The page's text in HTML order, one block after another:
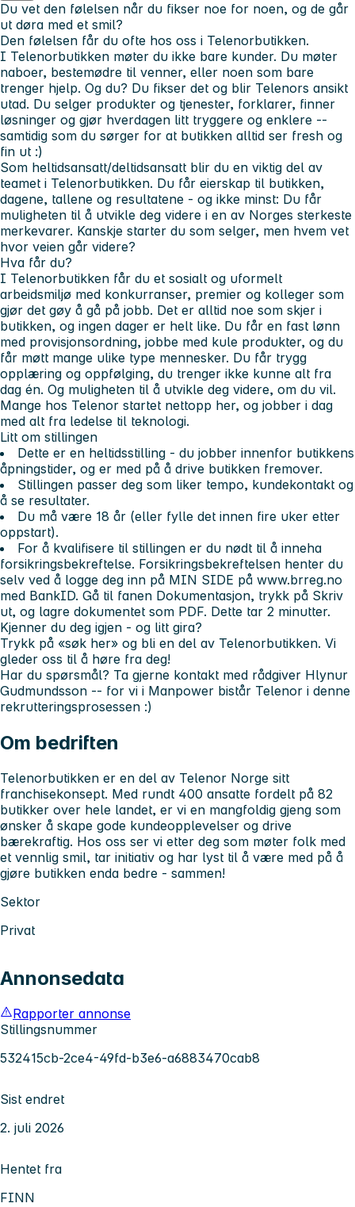
Du vet den følelsen når du fikser noe for noen, og de går
ut døra med et smil?
Den følelsen får du ofte hos oss i Telenorbutikken.
I Telenorbutikken møter du ikke bare kunder. Du møter
naboer, bestemødre til venner, eller noen som bare
trenger hjelp. Og du? Du fikser det og blir Telenors ansikt
utad. Du selger produkter og tjenester, forklarer, finner
løsninger og gjør hverdagen litt tryggere og enklere --
samtidig som du sørger for at butikken alltid ser fresh og
fin ut :)
Som heltidsansatt/deltidsansatt blir du en viktig del av
teamet i Telenorbutikken. Du får eierskap til butikken,
dagene, tallene og resultatene - og ikke minst: Du får
muligheten til å utvikle deg videre i en av Norges sterkeste
merkevarer. Kanskje starter du som selger, men hvem vet
hvor veien går videre?
Hva får du?
I Telenorbutikken får du et sosialt og uformelt
arbeidsmiljø med konkurranser, premier og kolleger som
gjør det gøy å gå på jobb. Det er alltid noe som skjer i
butikken, og ingen dager er helt like. Du får en fast lønn
med provisjonsordning, jobbe med kule produkter, og du
får møtt mange ulike type mennesker. Du får trygg
opplæring og oppfølging, du trenger ikke kunne alt fra
dag én. Og muligheten til å utvikle deg videre, om du vil.
Mange hos Telenor startet nettopp her, og jobber i dag
med alt fra ledelse til teknologi.
Litt om stillingen
Dette er en heltidsstilling - du jobber innenfor butikkens
åpningstider, og er med på å drive butikken fremover.
Stillingen passer deg som liker tempo, kundekontakt og
å se resultater.
Du må være 18 år (eller fylle det innen fire uker etter
oppstart).
For å kvalifisere til stillingen er du nødt til å inneha
forsikringsbekreftelse. Forsikringsbekreftelsen henter du
selv ved å logge deg inn på MIN SIDE på www.brreg.no
med BankID. Gå til fanen Dokumentasjon, trykk på Skriv
ut, og lagre dokumentet som PDF. Dette tar 2 minutter.
Kjenner du deg igjen - og litt gira?
Trykk på «søk her» og bli en del av Telenorbutikken. Vi
gleder oss til å høre fra deg!
Har du spørsmål? Ta gjerne kontakt med rådgiver Hlynur
Gudmundsson -- for vi i Manpower bistår Telenor i denne
rekrutteringsprosessen :)
Om bedriften
Telenorbutikken er en del av Telenor Norge sitt
franchisekonsept. Med rundt 400 ansatte fordelt på 82
butikker over hele landet, er vi en mangfoldig gjeng som
ønsker å skape gode kundeopplevelser og drive
bærekraftig. Hos oss ser vi etter deg som møter folk med
et vennlig smil, tar initiativ og har lyst til å være med på å
gjøre butikken enda bedre - sammen!
Sektor
Privat
Annonsedata
Rapporter annonse
Stillingsnummer
532415cb-2ce4-49fd-b3e6-a6883470cab8
Sist endret
2. juli 2026
Hentet fra
FINN